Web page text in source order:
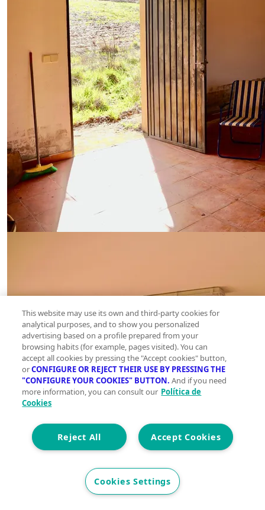
This website may use its own and third-party cookies for
analytical purposes, and to show you personalized
advertising based on a profile prepared from your
browsing habits (for example, pages visited). You can
accept all cookies by pressing the "Accept cookies" button,
orCONFIGURE OR REJECT THEIR USE BY PRESSING THE
"CONFIGURE YOUR COOKIES" BUTTON. And if you need
more information, you can consult our Política de
Cookies
Accept Cookies
Reject All
Cookies Settings